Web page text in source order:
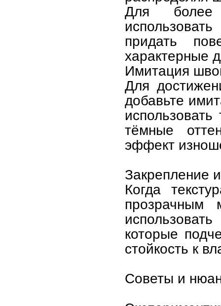
Для более
придать
характерные
Имитация
Для
добавьте
тёмные
эффект
Закрепление
Когда
которые
стойкость к
Советы и